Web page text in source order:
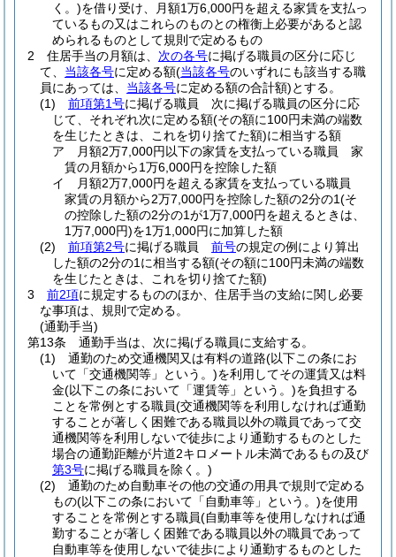
く。)を借り受け、月額1万6,000円を超える家賃を支払っ
ているもの又はこれらのものとの権衡上必要があると認
められるものとして規則で定めるもの
2
住居手当の月額は、 次の各号に掲げる職員の区分に応じ
て、 当該各号に定める額(当該各号のいずれにも該当する職
員にあっては、 当該各号に定める額の合計額)とする。
(1)
前項第1号に掲げる職員 次に掲げる職員の区分に応
じて、それぞれ次に定める額(その額に100円未満の端数
を生じたときは、これを切り捨てた額)に相当する額
ア
月額2万7,000円以下の家賃を支払っている職員 家
賃の月額から1万6,000円を控除した額
イ
月額2万7,000円を超える家賃を支払っている職員
家賃の月額から2万7,000円を控除した額の2分の1(そ
の控除した額の2分の1が1万7,000円を超えるときは、
1万7,000円)を1万1,000円に加算した額
(2)
前項第2号に掲げる職員 前号の規定の例により算出
した額の2分の1に相当する額(その額に100円未満の端数
を生じたときは、これを切り捨てた額)
3
前2項に規定するもののほか、住居手当の支給に関し必要
な事項は、規則で定める。
(通勤手当)
第13条
通勤手当は、次に掲げる職員に支給する。
(1)
通勤のため交通機関又は有料の道路(以下この条にお
いて「交通機関等」という。)を利用してその運賃又は料
金(以下この条において「運賃等」という。)を負担する
ことを常例とする職員(交通機関等を利用しなければ通勤
することが著しく困難である職員以外の職員であって交
通機関等を利用しないで徒歩により通勤するものとした
場合の通勤距離が片道2キロメートル未満であるもの及び
第3号に掲げる職員を除く。)
(2)
通勤のため自動車その他の交通の用具で規則で定める
もの(以下この条において「自動車等」という。)を使用
することを常例とする職員(自動車等を使用しなければ通
勤することが著しく困難である職員以外の職員であって
自動車等を使用しないで徒歩により通勤するものとした